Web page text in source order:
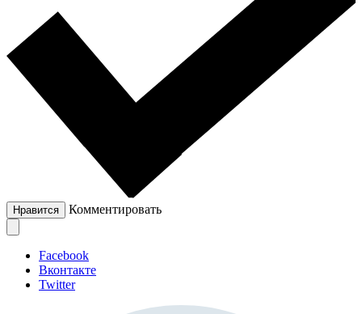
Нравится Комментировать
Facebook
Вконтакте
Twitter